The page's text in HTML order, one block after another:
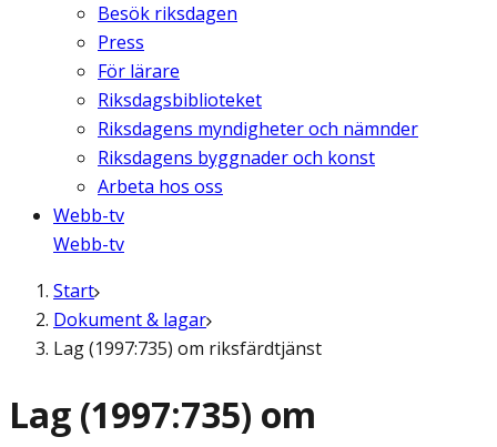
Besök riksdagen
Press
För lärare
Riksdagsbiblioteket
Riksdagens myndigheter och nämnder
Riksdagens byggnader och konst
Arbeta hos oss
Webb-tv
Webb-tv
Start
Dokument & lagar
Lag (1997:735) om riksfärdtjänst
Lag (1997:735) om